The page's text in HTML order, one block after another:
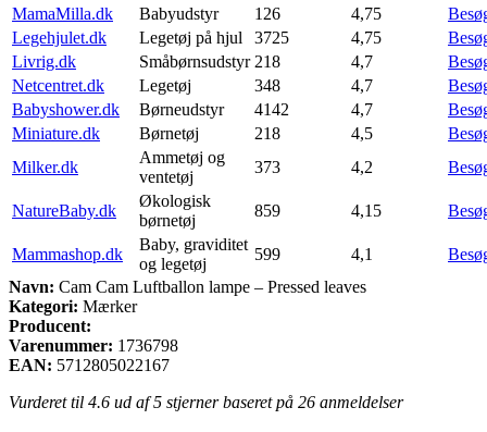
MamaMilla.dk
Babyudstyr 126 4,75
Legehjulet.dk
Legetøj på hjul 3725 4,75
Livrig.dk
Småbørnsudstyr 218 4,7
Netcentret.dk
Legetøj 348 4,7
Babyshower.dk
Børneudstyr 4142 4,7
Miniature.dk
Børnetøj 218 4,5
Milker.dk
Ammetøj og
ventetøj
373 4,2
NatureBaby.dk
Økologisk
børnetøj
859 4,15
Mammashop.dk
Baby, graviditet
og legetøj
599 4,1
Navn: Cam Cam Luftballon lampe – Pressed leaves
Kategori: Mærker
Producent:
Varenummer: 1736798
EAN: 5712805022167
Vurderet til 4.6 ud af 5 stjerner baseret på 26 anmeldelser